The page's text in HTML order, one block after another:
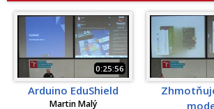
0:25:56
Arduino EduShield
Martin Malý